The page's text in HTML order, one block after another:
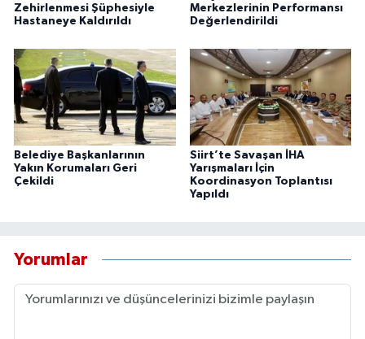
Zehirlenmesi Şüphesiyle
Hastaneye Kaldırıldı
Merkezlerinin Performansı
Değerlendirildi
Belediye Başkanlarının
Yakın Korumaları Geri
Çekildi
Siirt’te Savaşan İHA
Yarışmaları İçin
Koordinasyon Toplantısı
Yapıldı
Yorumlar